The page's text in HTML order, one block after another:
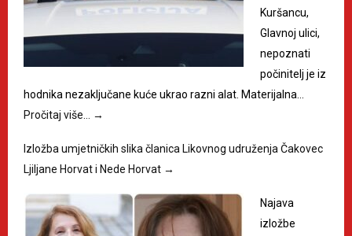
Kuršancu,
Glavnoj ulici,
nepoznati
počinitelj je iz
hodnika nezaključane kuće ukrao razni alat. Materijalna…
Pročitaj više… →
Izložba umjetničkih slika članica Likovnog udruženja Čakovec
Ljiljane Horvat i Nede Horvat →
Najava
izložbe